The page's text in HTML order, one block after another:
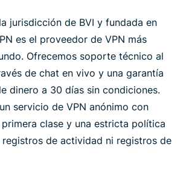
jurisdicción de BVI y fundada en
es el proveedor de VPN más
Ofrecemos soporte técnico al
de chat en vivo y una garantía
dinero a 30 días sin condiciones.
servicio de VPN anónimo con
clase y una estricta política
registros de actividad ni registros de